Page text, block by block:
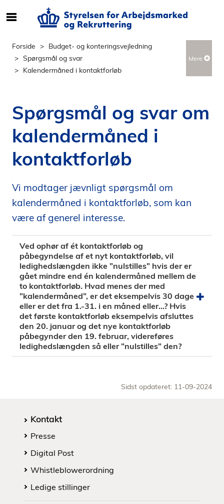
e
f
i
n
d
o
d
p
s
i
d
e
n
Forside
Budget- og konteringsvejledning
Spørgsmål og svar
Kalendermåned i kontaktforløb
Mere
Spørgsmål og svar om
kalendermåned i
kontaktforløb
Vi modtager jævnligt spørgsmål om
kalendermåned i kontaktforløb, som kan
være af generel interesse.
Ved ophør af ét kontaktforløb og
påbegyndelse af et nyt kontaktforløb, vil
ledighedslængden ikke ”nulstilles” hvis der er
gået mindre end én kalendermåned mellem de
to kontaktforløb. Hvad menes der med
”kalendermåned”, er det eksempelvis 30 dage
eller er det fra 1.-31. i en måned eller…? Hvis
det første kontaktforløb eksempelvis afsluttes
den 20. januar og det nye kontaktforløb
påbegynder den 19. februar, videreføres
ledighedslængden så eller ”nulstilles” den?
Sidst opdateret: 11-09-2024
Kontakt
Presse
Digital Post
Whistleblowerordning
Ledige stillinger